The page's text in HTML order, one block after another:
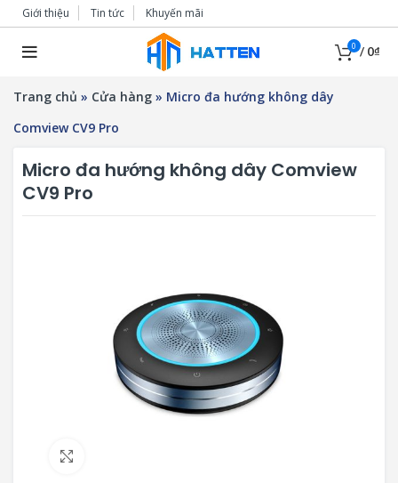
Giới thiệu Tin tức Khuyến mãi
0 / 0₫
Trang chủ » Cửa hàng » Micro đa hướng không dây
Comview CV9 Pro
Micro đa hướng không dây Comview
CV9 Pro